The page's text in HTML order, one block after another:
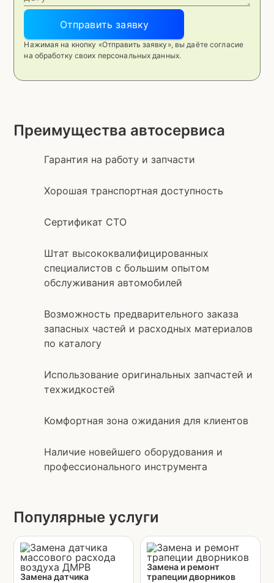
Отправить заявку
Нажимая на кнопку «Отправить заявку», вы даёте согласие
на обработку своих персональных данных.
Преимущества автосервиса
Гарантия на работу и запчасти
Хорошая транспортная доступность
Сертификат СТО
Штат высококвалифицированных
специалистов с большим опытом
обслуживания автомобилей
Возможность предварительного заказа
запасных частей и расходных материалов
по каталогу
Использование оригинальных запчастей и
техжидкостей
Комфортная зона ожидания для клиентов
Наличие новейшего оборудования и
профессионального инструмента
Популярные услуги
Замена датчика
Замена и ремонт
трапеции дворников